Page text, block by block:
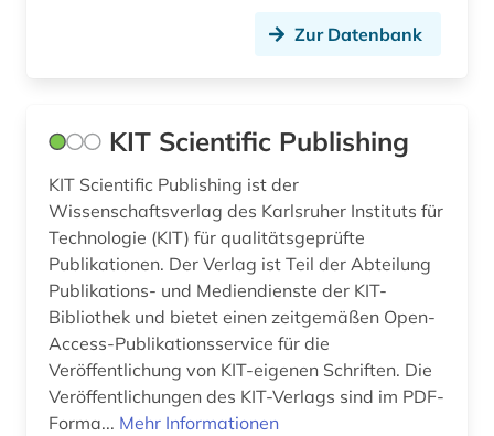
Zur Datenbank
KIT Scientific Publishing
KIT Scientific Publishing ist der
Wissenschaftsverlag des Karlsruher Instituts für
Technologie (KIT) für qualitätsgeprüfte
Publikationen. Der Verlag ist Teil der Abteilung
Publikations- und Mediendienste der KIT-
Bibliothek und bietet einen zeitgemäßen Open-
Access-Publikationsservice für die
Veröffentlichung von KIT-eigenen Schriften. Die
Veröffentlichungen des KIT-Verlags sind im PDF-
Forma... Mehr Informationen